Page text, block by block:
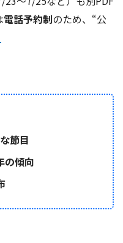
電話予約制のため、“公
節目
の傾向